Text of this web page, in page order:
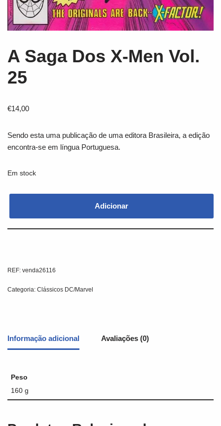
A Saga Dos X-Men Vol.
25
€14,00
Sendo esta uma publicação de uma editora Brasileira, a edição
encontra-se em língua Portuguesa.
Em stock
Adicionar
REF: venda26116
Categoria: Clássicos DC/Marvel
Informação adicional Avaliações (0)
Peso
160 g